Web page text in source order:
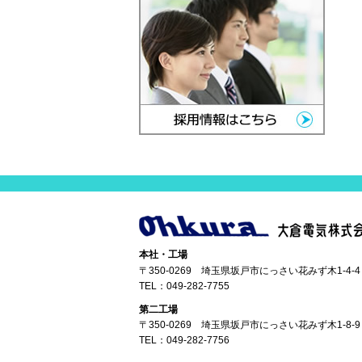
本社・工場
〒350-0269 埼玉県坂戸市にっさい花みず木1-4-4
TEL： 049-282-7755
第二工場
〒350-0269 埼玉県坂戸市にっさい花みず木1-8-9
TEL： 049-282-7756